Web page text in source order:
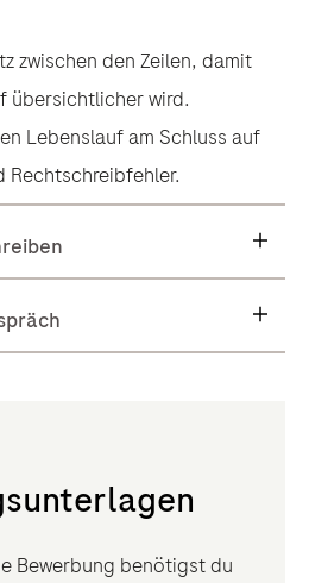
zwischen den Zeilen, damit
übersichtlicher wird.
Lebenslauf am Schluss auf
Rechtschreibfehler.
Bewerbung benötigst du